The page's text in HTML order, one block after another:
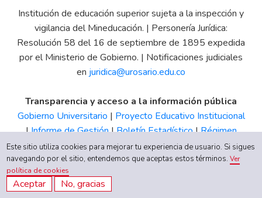
Institución de educación superior sujeta a la inspección y
vigilancia del Mineducación. | Personería Jurídica:
Resolución 58 del 16 de septiembre de 1895 expedida
por el Ministerio de Gobierno. | Notificaciones judiciales
en juridica@urosario.edu.co
Transparencia y acceso a la información pública
Gobierno Universitario | Proyecto Educativo Institucional
|Informe de Gestión|Boletín Estadístico|Régimen
Tributario|Estados Financieros |Código de Ética| Canal
de Integridad UR
Este sitio utiliza cookies para mejorar tu experiencia de usuario. Si sigues
navegando por el sitio, entendemos que aceptas estos términos.Ver
política de cookies
Aceptar No, gracias